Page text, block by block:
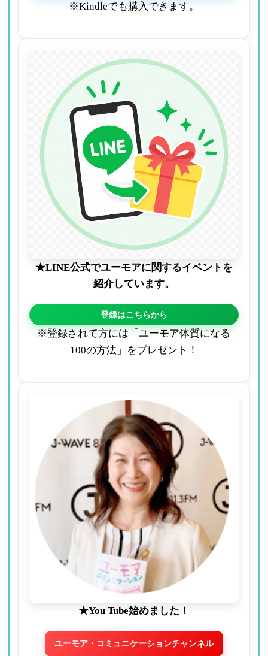
※Kindleでも購入できます。
★LINE公式でユーモアに関するイベントを
紹介しています。
登録はこちらから
※登録されて方には「ユーモア体質になる
100の方法」をプレゼント！
★You Tube始めました！
ユーモア・コミュニケーションチャンネル